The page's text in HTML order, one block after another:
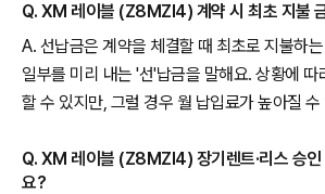
Q. XM 레이블 (Z8MZI4) 계약 시 최초 지불
A. 선납금은 계약을 체결할 때 최초로 지불하
일부를 미리 내는 '선'납금을 말해요. 상황에
할 수 있지만, 그럴 경우 월 납입료가 높아질 수
Q. XM 레이블 (Z8MZI4) 장기렌트·리스 승인
요?